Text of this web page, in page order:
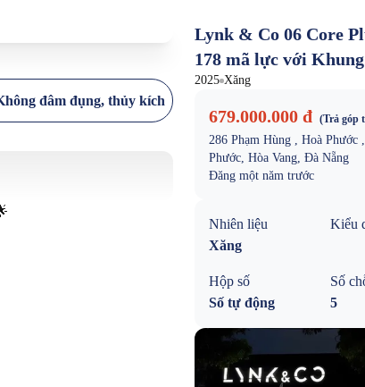
đâm đụng, thủy kích
Lynk & Co 06 Core
178 mã lực với
2025 Xăng
679.000.000 đ (Trả góp
286 Phạm Hùng , Hoà Phước
Phước, Hòa Vang, Đà Nẵng
Đăng một năm trước
Nhiên liệu
Xăng
Kiểu
Hộp số
Số tự động
Số
5